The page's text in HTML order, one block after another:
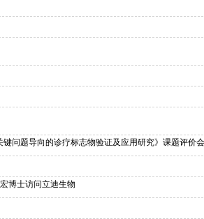
问题导向的诊疗标志物验证及应用研究》课题评价
博士访问立迪生物